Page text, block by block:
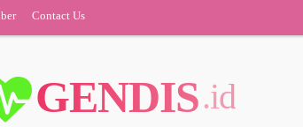
Contact Us
GENDIS.id